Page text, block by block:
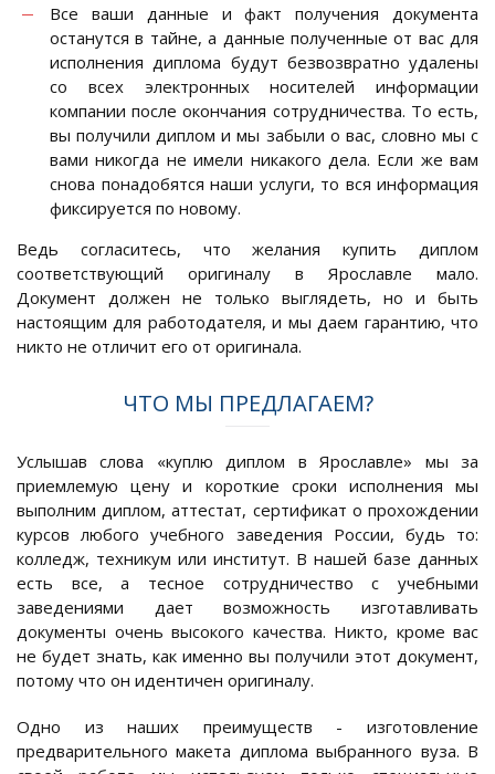
Все ваши данные и факт получения документа
останутся в тайне, а данные полученные от вас для
исполнения диплома будут безвозвратно удалены
со всех электронных носителей информации
компании после окончания сотрудничества. То есть,
вы получили диплом и мы забыли о вас, словно мы с
вами никогда не имели никакого дела. Если же вам
снова понадобятся наши услуги, то вся информация
фиксируется по новому.
Ведь согласитесь, что желания купить диплом
соответствующий оригиналу в Ярославле мало.
Документ должен не только выглядеть, но и быть
настоящим для работодателя, и мы даем гарантию, что
никто не отличит его от оригинала.
ЧТО МЫ ПРЕДЛАГАЕМ?
Услышав слова «куплю диплом в Ярославле» мы за
приемлемую цену и короткие сроки исполнения мы
выполним диплом, аттестат, сертификат о прохождении
курсов любого учебного заведения России, будь то:
колледж, техникум или институт. В нашей базе данных
есть все, а тесное сотрудничество с учебными
заведениями дает возможность изготавливать
документы очень высокого качества. Никто, кроме вас
не будет знать, как именно вы получили этот документ,
потому что он идентичен оригиналу.
Одно из наших преимуществ - изготовление
предварительного макета диплома выбранного вуза. В